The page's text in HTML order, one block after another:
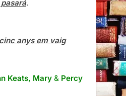
.
anys em vaig
Keats, Mary & Percy